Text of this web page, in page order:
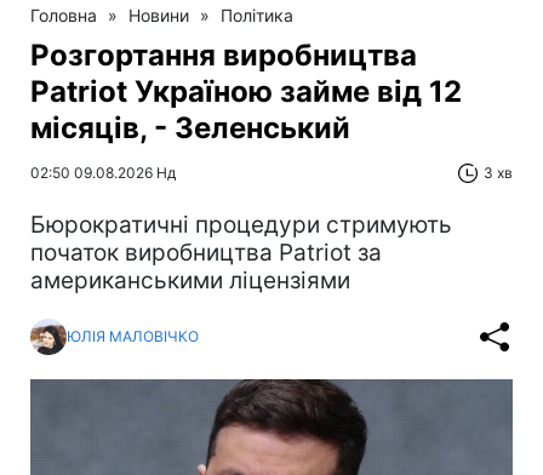
Головна » Новини » Політика
Розгортання виробництва
Patriot Україною займе від 12
місяців, - Зеленський
02:50 09.08.2026 Нд 3 хв
Бюрократичні процедури стримують
початок виробництва Patriot за
американськими ліцензіями
ЮЛІЯ МАЛОВІЧКО